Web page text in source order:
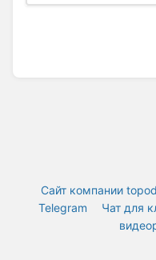
Сайт компании
Telegram
Чат для